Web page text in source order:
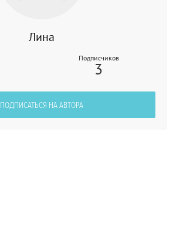
Лина
Подписчиков
3
ПОДПИСАТЬСЯ НА АВТОРА